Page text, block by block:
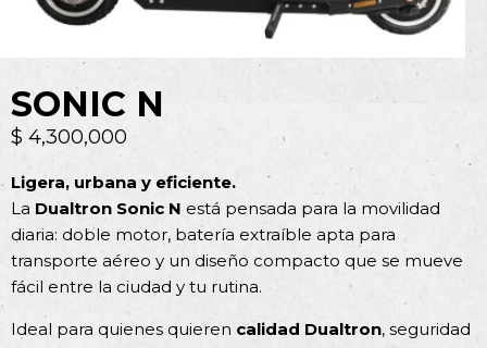
SONIC N
$ 4,300,000
Ligera, urbana y eficiente.
La Dualtron Sonic N está pensada para la movilidad
diaria: doble motor, batería extraíble apta para
transporte aéreo y un diseño compacto que se mueve
fácil entre la ciudad y tu rutina.
Ideal para quienes quieren calidad Dualtron, seguridad